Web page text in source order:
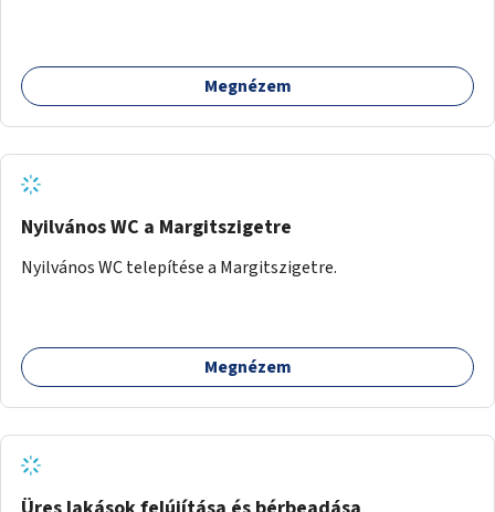
Megnézem
Nyilvános WC a Margitszigetre
Nyilvános WC telepítése a Margitszigetre.
Megnézem